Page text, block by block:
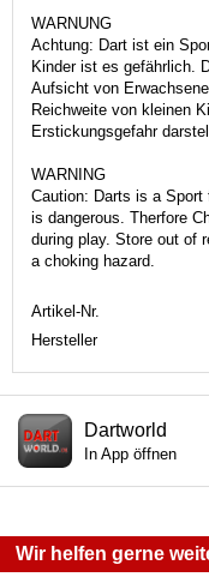
WARNUNG
Achtung: Dart ist ein
Kinder ist es gefährlich.
Aufsicht von
Reichweite von kleinen
Erstickungsgefahr
WARNING
Caution: Darts is a
is dangerous. Therfore
during play. Store out of
a choking hazard.
Artikel-Nr.
Hersteller
Dartworld
In App öffnen
Wir helfen gerne